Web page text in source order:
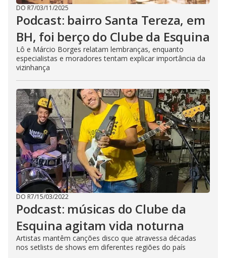
DO R7/03/11/2025
Podcast: bairro Santa Tereza, em
BH, foi berço do Clube da Esquina
Lô e Márcio Borges relatam lembranças, enquanto
especialistas e moradores tentam explicar importância da
vizinhança
DO R7/15/03/2022
Podcast: músicas do Clube da
Esquina agitam vida noturna
Artistas mantêm canções disco que atravessa décadas
nos setlists de shows em diferentes regiões do país